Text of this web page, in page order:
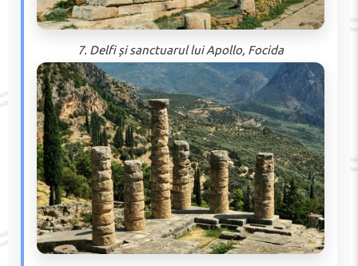
7. Delfi și sanctuarul lui Apollo, Focida